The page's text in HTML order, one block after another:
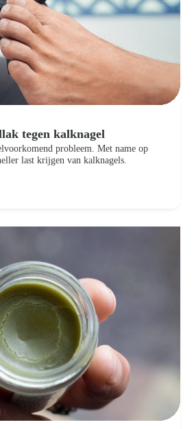
tegen kalknagel
probleem. Met name op
last krijgen van kalknagels.